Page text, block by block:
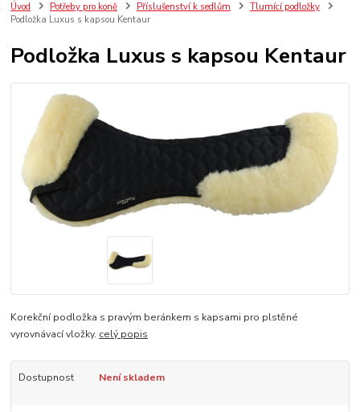
Úvod Potřeby pro koně Příslušenství k sedlům
Tlumící podložky
Podložka Luxus s kapsou Kentaur
Podložka Luxus s kapsou Kentaur
Korekční podložka s pravým beránkem s kapsami pro plstěné
vyrovnávací vložky. celý popis
Dostupnost Není skladem